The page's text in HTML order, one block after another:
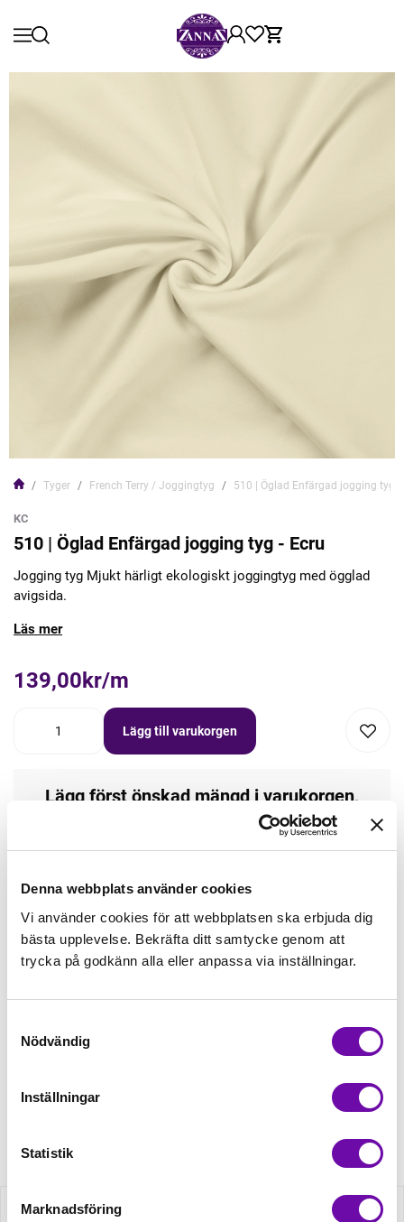
Denna webbplats använder cookies
Vi använder cookies för att webbplatsen ska erbjuda dig
bästa upplevelse. Bekräfta ditt samtycke genom att
trycka på godkänn alla eller anpassa via inställningar.
Nödvändig
Inställningar
Statistik
Marknadsföring
Tyger French Terry / Joggingtyg 510 | Öglad Enfärgad jogging tyg -
KC
510 | Öglad Enfärgad jogging tyg - Ecru
Jogging tyg Mjukt härligt ekologiskt joggingtyg med ögglad
avigsida.
Läs mer
139,00kr/m
Lägg till varukorgen
Lägg först önskad mängd i varukorgen,
välj sedan matchande tillbehör
Mudd matchande +39,50kr
Finns i lager
Beskrivning